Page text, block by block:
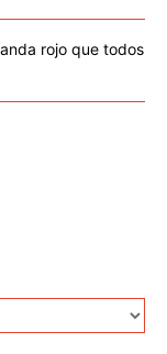
rojo que todos